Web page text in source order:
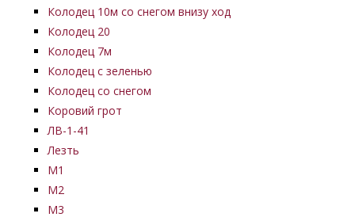
Колодец 10м со снегом внизу ход
Колодец 20
Колодец 7м
Колодец с зеленью
Колодец со снегом
Коровий грот
ЛВ-1-41
Лезть
М1
М2
М3